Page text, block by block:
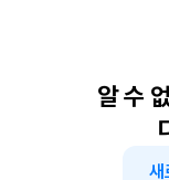
알 수
새